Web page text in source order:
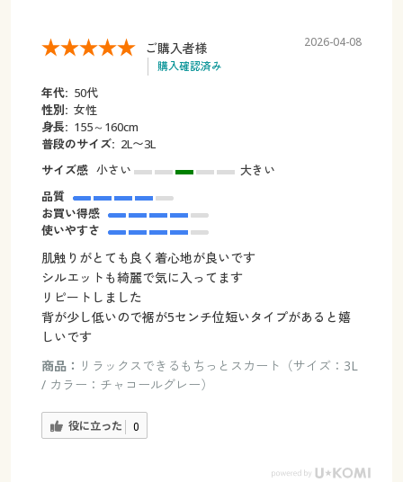
ご購入者様
購入確認済み
2026-04-08
年代: 50代
性別: 女性
身長: 155～160cm
普段のサイズ: 2L〜3L
サイズ感 小さい
大きい
品質
お買い得感
使いやすさ
肌触りがとても良く着心地が良いです
シルエットも綺麗で気に入ってます
リピートしました
背が少し低いので裾が5センチ位短いタイプがあると嬉
しいです
商品： リラックスできるもちっとスカート（サイズ：3L
/ カラー：チャコールグレー）
役に立った 0